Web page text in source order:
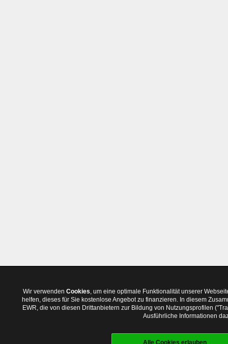
Wir verwenden Cookies, um eine optimale Funktionalität unserer
helfen, dieses für Sie kostenlose Angebot zu finanzieren. In diesem
EWR, die von diesen Drittanbietern zur Bildung von Nutzungsprofilen
Ausführliche Informationen
Alle Cookies erlauben